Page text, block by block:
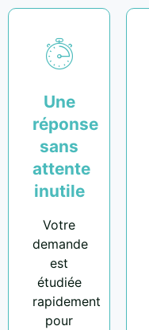
Une
réponse
sans
attente
inutile
Votre
demande
est
étudiée
rapidement
pour